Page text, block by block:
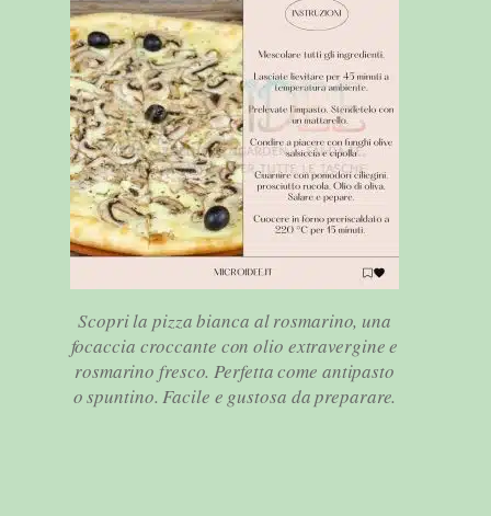
Scopri la pizza bianca al rosmarino, una
focaccia croccante con olio extravergine e
rosmarino fresco. Perfetta come antipasto
o spuntino. Facile e gustosa da preparare.